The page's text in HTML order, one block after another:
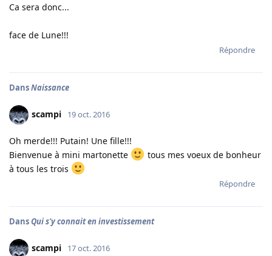
Ca sera donc...
face de Lune!!!
Répondre
DansNaissance
scampi 19 oct. 2016
Oh merde!!! Putain! Une fille!!!
Bienvenue à mini martonette
tous mes voeux de bonheur
à tous les trois
Répondre
DansQui s'y connait en investissement
scampi 17 oct. 2016